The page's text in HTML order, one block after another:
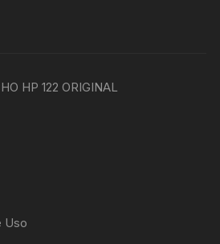
HP 122 ORIGINAL
Uso